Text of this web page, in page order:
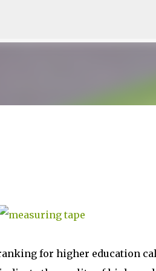
for higher education